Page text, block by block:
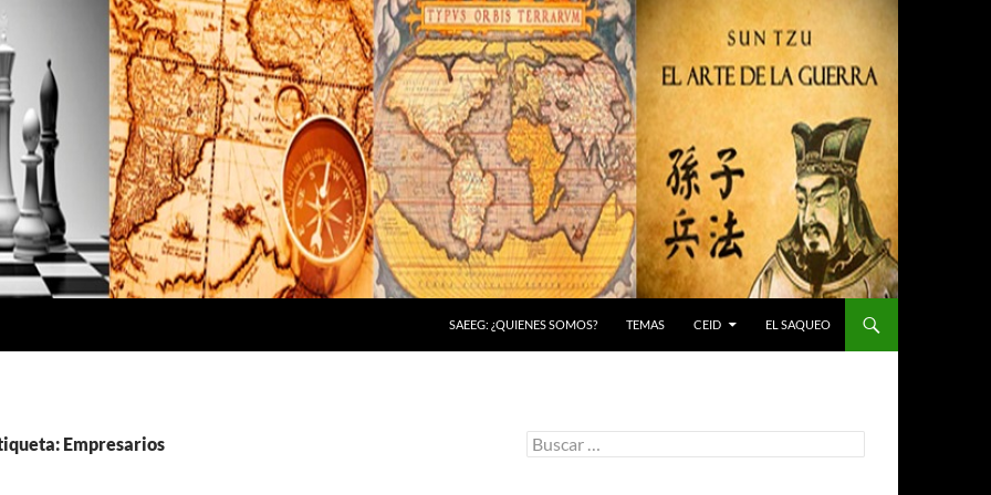
SAEEG: ¿QUIENES SOMOS? TEMAS CEID EL SAQUEO
Empresarios Buscar: